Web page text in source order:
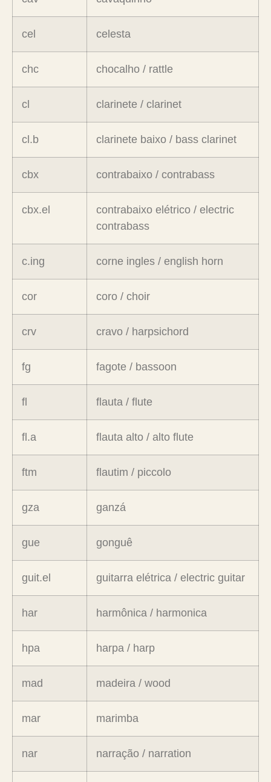
cel celesta
chc chocalho / rattle
cl clarinete / clarinet
cl.b clarinete baixo / bass clarinet
cbx contrabaixo / contrabass
cbx.el
contrabaixo elétrico / electric
contrabass
c.ing corne ingles / english horn
cor coro / choir
crv cravo / harpsichord
fg fagote / bassoon
fl flauta / flute
fl.a flauta alto / alto flute
ftm flautim / piccolo
gza ganzá
gue gonguê
guit.el guitarra elétrica / electric guitar
har harmônica / harmonica
hpa harpa / harp
mad madeira / wood
mar marimba
nar narração / narration